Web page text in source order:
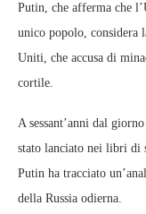
Putin, che afferma che
unico popolo, considera
Uniti, che accusa di
cortile.
A sessant’anni dal
stato lanciato nei libri di
Putin ha tracciato
della Russia odierna.